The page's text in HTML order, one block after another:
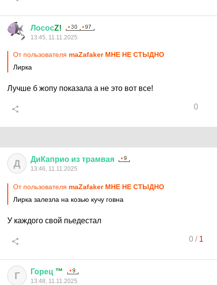
ЛососZ!
13:45, 11.11.2025
От пользователя maZafaker МНЕ НЕ СТЫДНО
Лирка
Лучше б жопу показала а не это вот все!
0
Д ДиКаприо из трамвая
13:46, 11.11.2025
От пользователя maZafaker МНЕ НЕ СТЫДНО
Лирка залезла на козью кучу говна
У каждого свой пьедестал
0/ 1
Г Горец ™
13:48, 11.11.2025